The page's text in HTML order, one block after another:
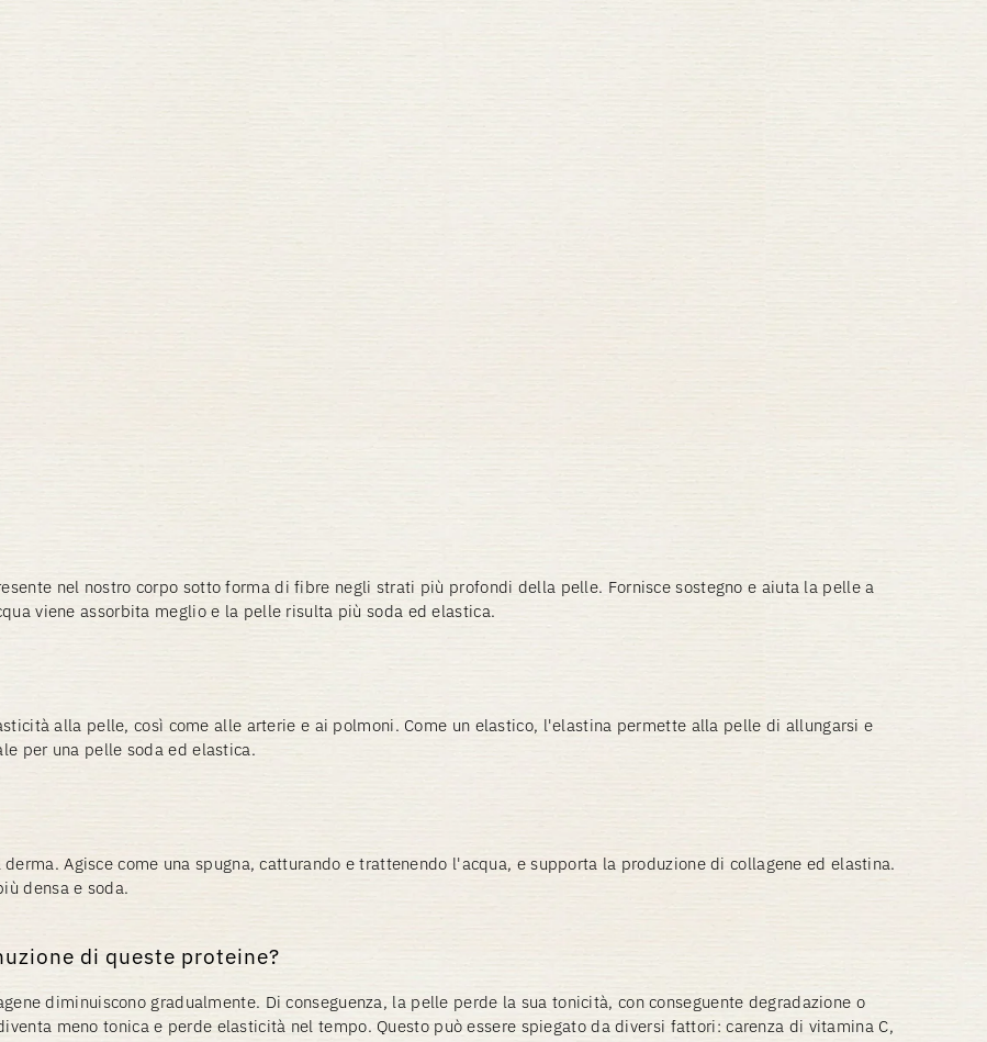
nel nostro corpo sotto forma di fibre negli strati più profondi della pelle. Fornisce sostegno e aiuta la pelle a
viene assorbita meglio e la pelle risulta più soda ed elastica.
alla pelle, così come alle arterie e ai polmoni. Come un elastico, l'elastina permette alla pelle di allungarsi e
per una pelle soda ed elastica.
Agisce come una spugna, catturando e trattenendo l'acqua, e supporta la produzione di collagene ed elastina.
densa e soda.
di queste proteine?
diminuiscono gradualmente. Di conseguenza, la pelle perde la sua tonicità, con conseguente degradazione o
meno tonica e perde elasticità nel tempo. Questo può essere spiegato da diversi fattori: carenza di vitamina C,